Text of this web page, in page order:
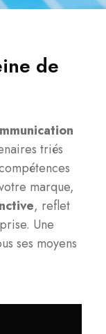
de
triés
marque,
, reflet
Une
ses moyens